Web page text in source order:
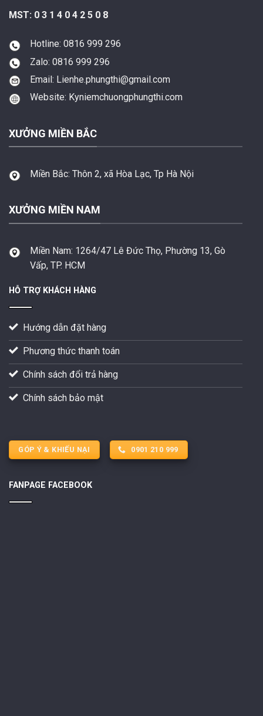
MST: 0 3 1 4 0 4 2 5 0 8
Hotline: 0816 999 296
Zalo: 0816 999 296
Email: Lienhe.phungthi@gmail.com
Website: Kyniemchuongphungthi.com
XƯỞNG MIỀN BẮC
Miền Bắc: Thôn 2, xã Hòa Lạc, Tp Hà Nội
XƯỞNG MIỀN NAM
Miền Nam: 1264/47 Lê Đức Thọ, Phường 13, Gò
Vấp, TP. HCM
HỖ TRỢ KHÁCH HÀNG
Hướng dẫn đặt hàng
Phương thức thanh toán
Chính sách đổi trả hàng
Chính sách bảo mật
GÓP Ý & KHIẾU NẠI 0901 210 999
FANPAGE FACEBOOK